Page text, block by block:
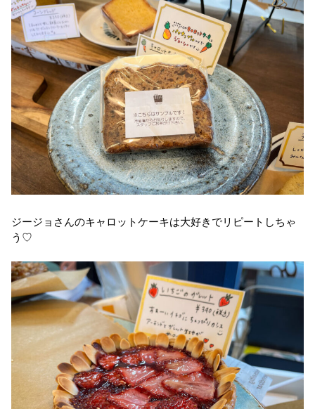
ジージョさんのキャロットケーキは大好きでリピートしちゃ
う♡